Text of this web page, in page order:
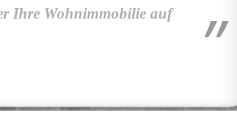
Ihre Wohnimmobilie auf